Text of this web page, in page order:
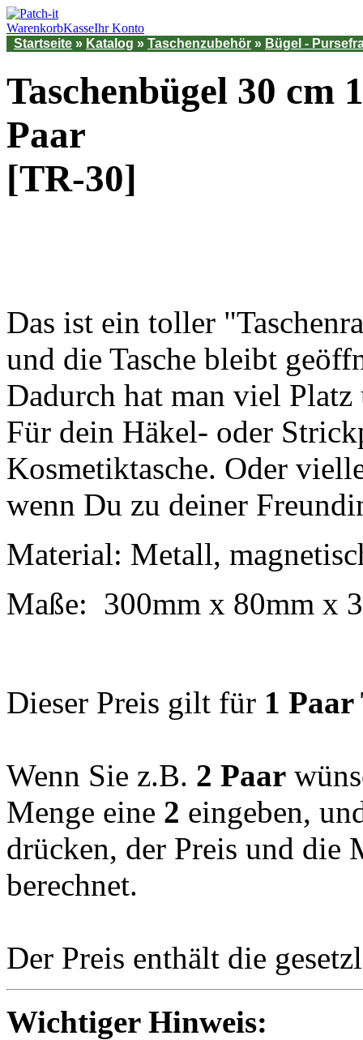
WarenkorbKasseIhr Konto
Startseite » Katalog » Taschenzubehör » Bügel -
Taschenbügel 30 cm 1
Paar
[TR-30]
Das ist ein toller
und die Tasche bleibt
Dadurch hat man viel
Für dein Häkel- oder
Kosmetiktasche. Oder
wenn Du zu deiner
Material: Metall,
Maße: 300mm x 80mm x
Dieser Preis gilt für 1 Paar
Wenn Sie z.B. 2 Paar
Menge eine 2 eingeben,
drücken, der Preis und die
berechnet.
Der Preis enthält die
Wichtiger Hinweis: